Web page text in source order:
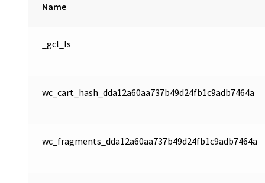
Name
_gcl_ls
wc_cart_hash_dda12a60aa737b49d24fb1c9adb7464a
wc_fragments_dda12a60aa737b49d24fb1c9adb7464a